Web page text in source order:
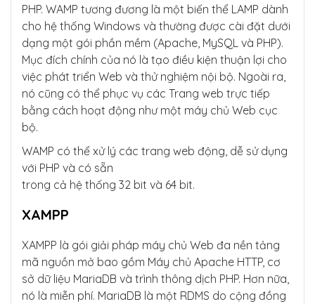
PHP. WAMP tương đương là một biến thể LAMP dành
cho hệ thống Windows và thường được cài đặt dưới
dạng một gói phần mềm (Apache, MySQL và PHP).
Mục đích chính của nó là tạo điều kiện thuận lợi cho
việc phát triển Web và thử nghiệm nội bộ. Ngoài ra,
nó cũng có thể phục vụ các Trang web trực tiếp
bằng cách hoạt động như một máy chủ Web cục
bộ.
WAMP có thể xử lý các trang web động, dễ sử dụng
với PHP và có sẵn
trong cả hệ thống 32 bit và 64 bit.
XAMPP
XAMPP là gói giải pháp máy chủ Web đa nền tảng
mã nguồn mở bao gồm Máy chủ Apache HTTP, cơ
sở dữ liệu MariaDB và trình thông dịch PHP. Hơn nữa,
nó là miễn phí. MariaDB là một RDMS do cộng đồng